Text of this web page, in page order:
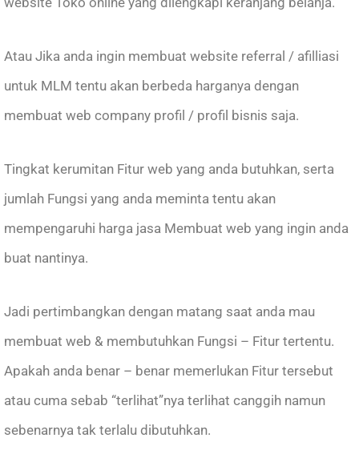
Atau Jika anda ingin membuat website referral / afilliasi
untuk MLM tentu akan berbeda harganya dengan
membuat web company profil / profil bisnis saja.
Tingkat kerumitan Fitur web yang anda butuhkan, serta
jumlah Fungsi yang anda meminta tentu akan
mempengaruhi harga jasa Membuat web yang ingin anda
buat nantinya.
Jadi pertimbangkan dengan matang saat anda mau
membuat web & membutuhkan Fungsi – Fitur tertentu.
Apakah anda benar – benar memerlukan Fitur tersebut
atau cuma sebab “terlihat”nya terlihat canggih namun
sebenarnya tak terlalu dibutuhkan.